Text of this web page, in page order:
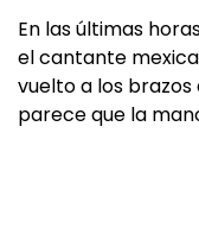
En las últimas
el cantante
vuelto a los brazos
parece que la